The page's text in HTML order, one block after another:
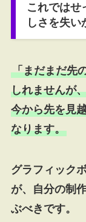
これではせ
しさを失い
「まだまだ先
しれませんが
今から先を見
なります。
グラフィック
が、自分の制
ぶべきです。